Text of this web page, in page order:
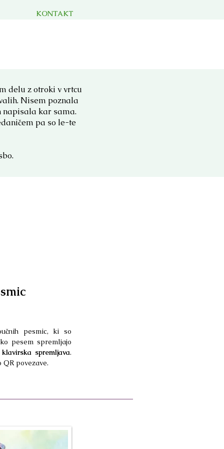
KONTAKT
delu z otroki v vrtcu
Nisem poznala
napisala kar sama.
pa so le-te
pesmic, ki so
pesem spremljajo
klavirska spremljava.
povezave.